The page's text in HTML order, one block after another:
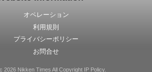
オペレーション
利用規則
プライバシーポリシー
お問合せ
2026 Nikken Times All Copyright IP Policy.